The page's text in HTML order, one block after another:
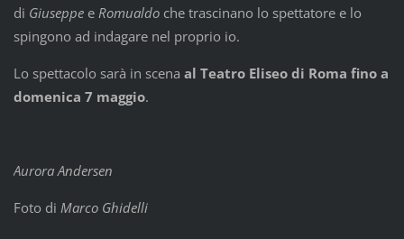
di Giuseppee Romualdoche trascinano lo spettatore e lo
spingono ad indagare nel proprio io.
Lo spettacolo sarà in scena al Teatro Eliseo di Roma fino a
domenica 7 maggio.
Aurora Andersen
Foto di Marco Ghidelli